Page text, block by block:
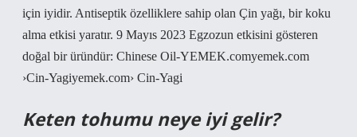
için iyidir. Antiseptik özelliklere sahip olan Çin yağı, bir koku
alma etkisi yaratır. 9 Mayıs 2023 Egzozun etkisini gösteren
doğal bir üründür: Chinese Oil-YEMEK.comyemek.com
›Cin-Yagiyemek.com› Cin-Yagi
Keten tohumu neye iyi gelir?